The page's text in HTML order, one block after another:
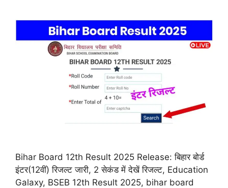
Bihar Board 12th Result 2025 Release: बिहार बोर्ड
इंटर(12वीं) रिजल्ट जारी, 2 सेकंड में देखें रिजल्ट, Education
Galaxy, BSEB 12th Result 2025, bihar board